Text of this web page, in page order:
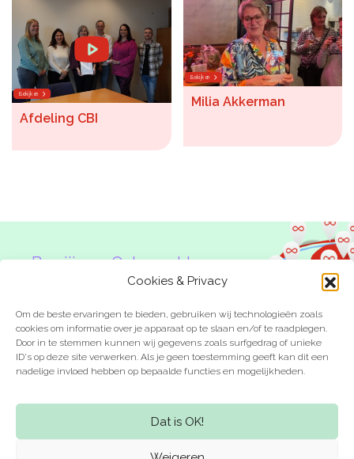
Cookies & Privacy
Om de beste ervaringen te bieden, gebruiken wij technologieën zoals
cookies om informatie over je apparaat op te slaan en/of te raadplegen.
Door in te stemmen kunnen wij gegevens zoals surfgedrag of unieke
ID's op deze site verwerken. Als je geen toestemming geeft kan dit een
nadelige invloed hebben op bepaalde functies en mogelijkheden.
Dat is OK!
Bekijken
Afdeling CBI
Bekijken
Milia Akkerman
Ben jij een Onbeperkte
Laat je inspireren